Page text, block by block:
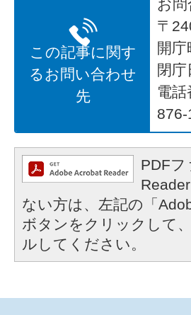
この記事に関す
るお問い合わせ
先
お
〒
開
閉
電
876-
PDFフ
ない方は、左記の「
ボタンをクリックして
ルしてください。